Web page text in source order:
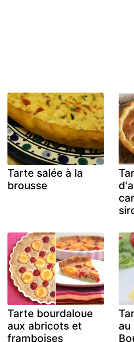
Tarte salée à la
brousse
Tarte bourdaloue
aux abricots et
framboises
au